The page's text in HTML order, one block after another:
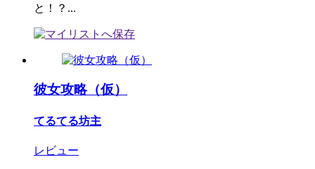
と！？...
彼女攻略（仮）
てるてる坊主
レビュー